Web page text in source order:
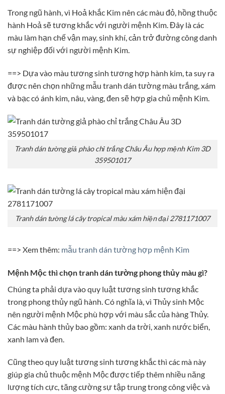
Trong ngũ hành, vì Hoả khắc Kim nên các màu đỏ, hồng thuộc
hành Hoả sẽ tương khắc với người mệnh Kim. Đây là các
màu làm hạn chế vận may, sinh khí, cản trở đường công danh
sự nghiệp đối với người mệnh Kim.
==> Dựa vào màu tương sinh tương hợp hành kim, ta suy ra
được nên chọn những mẫu tranh dán tường màu trắng, xám
và bạc có ánh kim, nâu, vàng, đen sẽ hợp gia chủ mệnh Kim.
Tranh dán tường giả phào chỉ trắng Châu Âu hợp mệnh Kim 3D
359501017
Tranh dán tường lá cây tropical màu xám hiện đại 2781171007
==> Xem thêm: mẫu tranh dán tường hợp mệnh Kim
Mệnh Mộc thì chọn tranh dán tường phong thủy màu gì?
Chúng ta phải dựa vào quy luật tương sinh tương khắc
trong phong thủy ngũ hành. Có nghĩa là, vì Thủy sinh Mộc
nên người mệnh Mộc phù hợp với màu sắc của hàng Thủy.
Các màu hành thủy bao gồm: xanh da trời, xanh nước biển,
xanh lam và đen.
Cũng theo quy luật tương sinh tương khắc thì các mà này
giúp gia chủ thuộc mệnh Mộc được tiếp thêm nhiều năng
lượng tích cực, tăng cường sự tập trung trong công việc và